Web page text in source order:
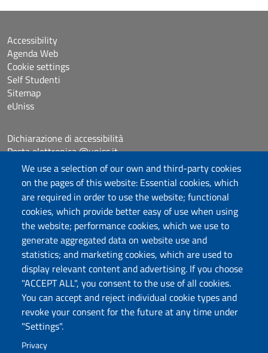
We use a selection of our own and third-party cookies
on the pages of this website: Essential cookies, which
are required in order to use the website; functional
cookies, which provide better easy of use when using
the website; performance cookies, which we use to
generate aggregated data on website use and
statistics; and marketing cookies, which are used to
display relevant content and advertising. If you choose
"ACCEPT ALL", you consent to the use of all cookies.
You can accept and reject individual cookie types and
revoke your consent for the future at any time under
"Settings".
Privacy
Università degli Studi di Sassari
Dipartimento di Scienze chimiche, fisiche,
matematiche e naturali
Via Vienna 2, 07100 Sassari
Tel./Fax: +39 079 229535/+39 079 228625
PEC: dip.chimica.farmacia@pec.uniss.it
Accessibility
Agenda Web
Cookie settings
Self Studenti
Sitemap
eUniss
Dichiarazione di accessibilità
Posta elettronica @uniss.it
Protocollo
Follow us